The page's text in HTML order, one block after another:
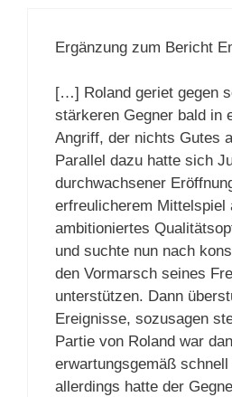
Ergänzung zum Bericht
[…] Roland geriet gegen
stärkeren Gegner bald in
Angriff, der nichts Gutes
Parallel dazu hatte sich
durchwachsener
erfreulicherem Mittelspiel
ambitioniertes
und suchte nun nach
den Vormarsch seines
unterstützen. Dann
Ereignisse, sozusagen
Partie von Roland war
erwartungsgemäß
allerdings hatte der